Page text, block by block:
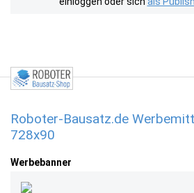
Roboter-Bausatz.de
728x90
Werbebanner